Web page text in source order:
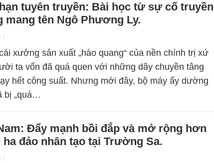
tuyên truyền: Bài học từ sự cố truyền
mang tên Ngô Phương Ly.
|
xưởng sản xuất „hào quang“ của nền chính trị xứ
ta vốn đã quá quen với những dây chuyền tâng
hết công suất. Nhưng mới đây, bộ máy ấy dường
bị „quá…
Đẩy mạnh bồi đắp và mở rộng hơn
ha đảo nhân tạo tại Trường Sa.
|